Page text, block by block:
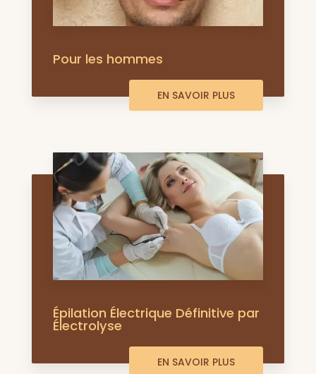
Pour les hommes
EN SAVOIR PLUS
Épilation Électrique Définitive par
Électrolyse
EN SAVOIR PLUS